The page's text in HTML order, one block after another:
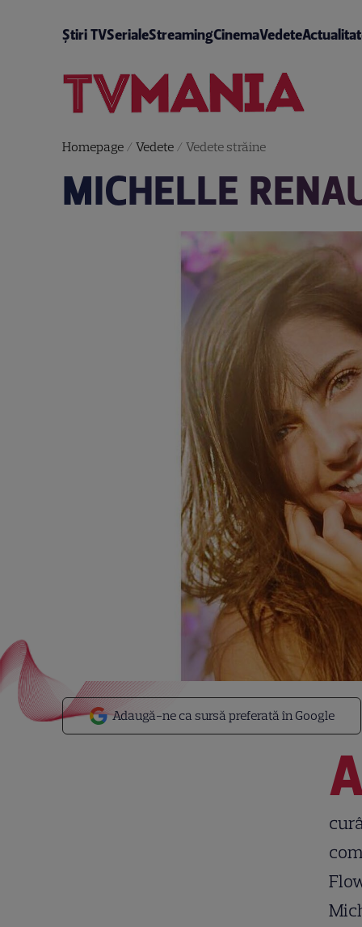
Știri TVSerialeStreamingCinemaVedete
Homepage/ Vedete/ Vedete străine
MICHELLE
Adaugă-ne ca sursă preferată în Google